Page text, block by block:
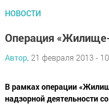
НОВОСТИ
Операция
Автор, 21 февраля 2013 -
В рамках операции
надзорной деятельности